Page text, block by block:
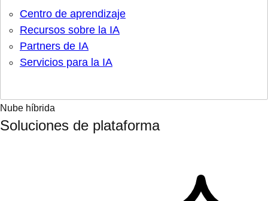
Centro de aprendizaje
Recursos sobre la IA
Partners de IA
Servicios para la IA
Nube híbrida
Soluciones de plataforma